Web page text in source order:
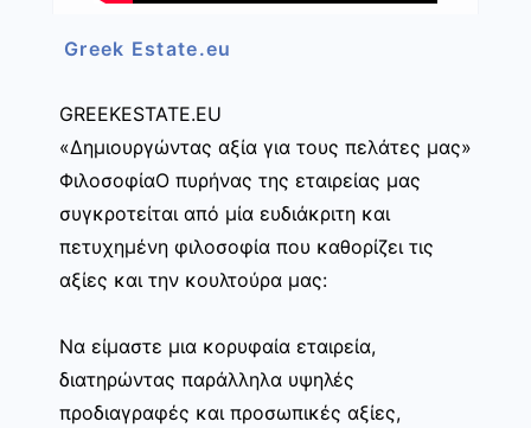
Greek Estate.eu
GREEKESTATE.EU
«Δημιουργώντας αξία για τους πελάτες μας»
ΦιλοσοφίαΟ πυρήνας της εταιρείας μας
συγκροτείται από μία ευδιάκριτη και
πετυχημένη φιλοσοφία που καθορίζει τις
αξίες και την κουλτούρα μας:
Να είμαστε μια κορυφαία εταιρεία,
διατηρώντας παράλληλα υψηλές
προδιαγραφές και προσωπικές αξίες,